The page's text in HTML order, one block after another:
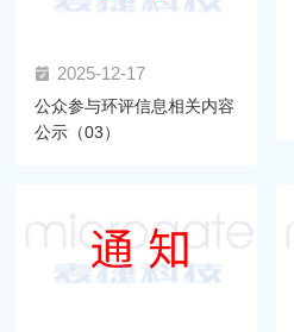
2025-12-17
公众参与环评信息相关内容
公示（03）